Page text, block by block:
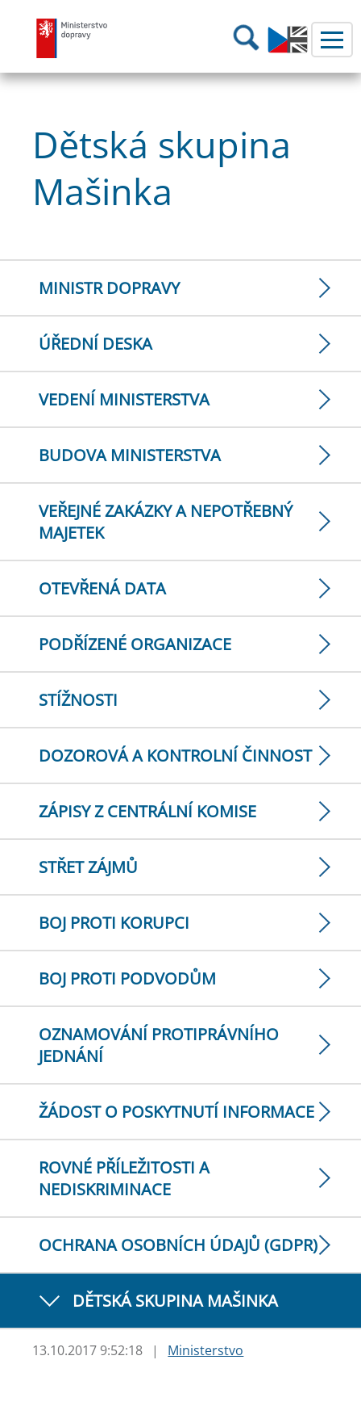
Ministerstvo dopravy Hledání
Dětská skupina
Mašinka
MINISTR DOPRAVY
ÚŘEDNÍ DESKA
VEDENÍ MINISTERSTVA
BUDOVA MINISTERSTVA
VEŘEJNÉ ZAKÁZKY A NEPOTŘEBNÝ
MAJETEK
OTEVŘENÁ DATA
PODŘÍZENÉ ORGANIZACE
STÍŽNOSTI
DOZOROVÁ A KONTROLNÍ ČINNOST
ZÁPISY Z CENTRÁLNÍ KOMISE
STŘET ZÁJMŮ
BOJ PROTI KORUPCI
BOJ PROTI PODVODŮM
OZNAMOVÁNÍ PROTIPRÁVNÍHO
JEDNÁNÍ
ŽÁDOST O POSKYTNUTÍ INFORMACE
ROVNÉ PŘÍLEŽITOSTI A
NEDISKRIMINACE
OCHRANA OSOBNÍCH ÚDAJŮ (GDPR)
DĚTSKÁ SKUPINA MAŠINKA
13.10.2017 9:52:18 | Ministerstvo